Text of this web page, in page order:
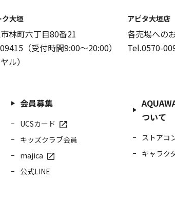
ク大垣
林町六丁目80番21
（受付時間9:00～20:00）
ル）
アピタ大垣店
各売場への
Tel.0570-
会員募集
UCSカード
キッズクラブ会員
majica
公式LINE
ついて
ストアコ
キャラク